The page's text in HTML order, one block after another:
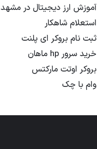
آموزش ارز دیجیتال در مشهد
استعلام شاهکار
ثبت نام بروکر ای پلنت
خرید سرور hp ماهان
بروکر اوتت مارکتس
وام با چک